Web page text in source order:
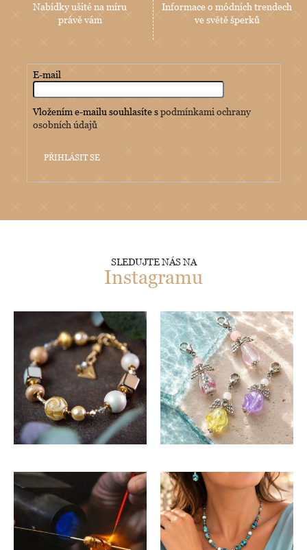
Nabídky ušité na míru
právě vám
Informace o módních trendech
ve světě šperků
E-mail
Vložením e-mailu souhlasíte spodmínkami ochrany
osobních údajů
PŘIHLÁSIT SE
SLEDUJTE NÁS NA
Instagramu